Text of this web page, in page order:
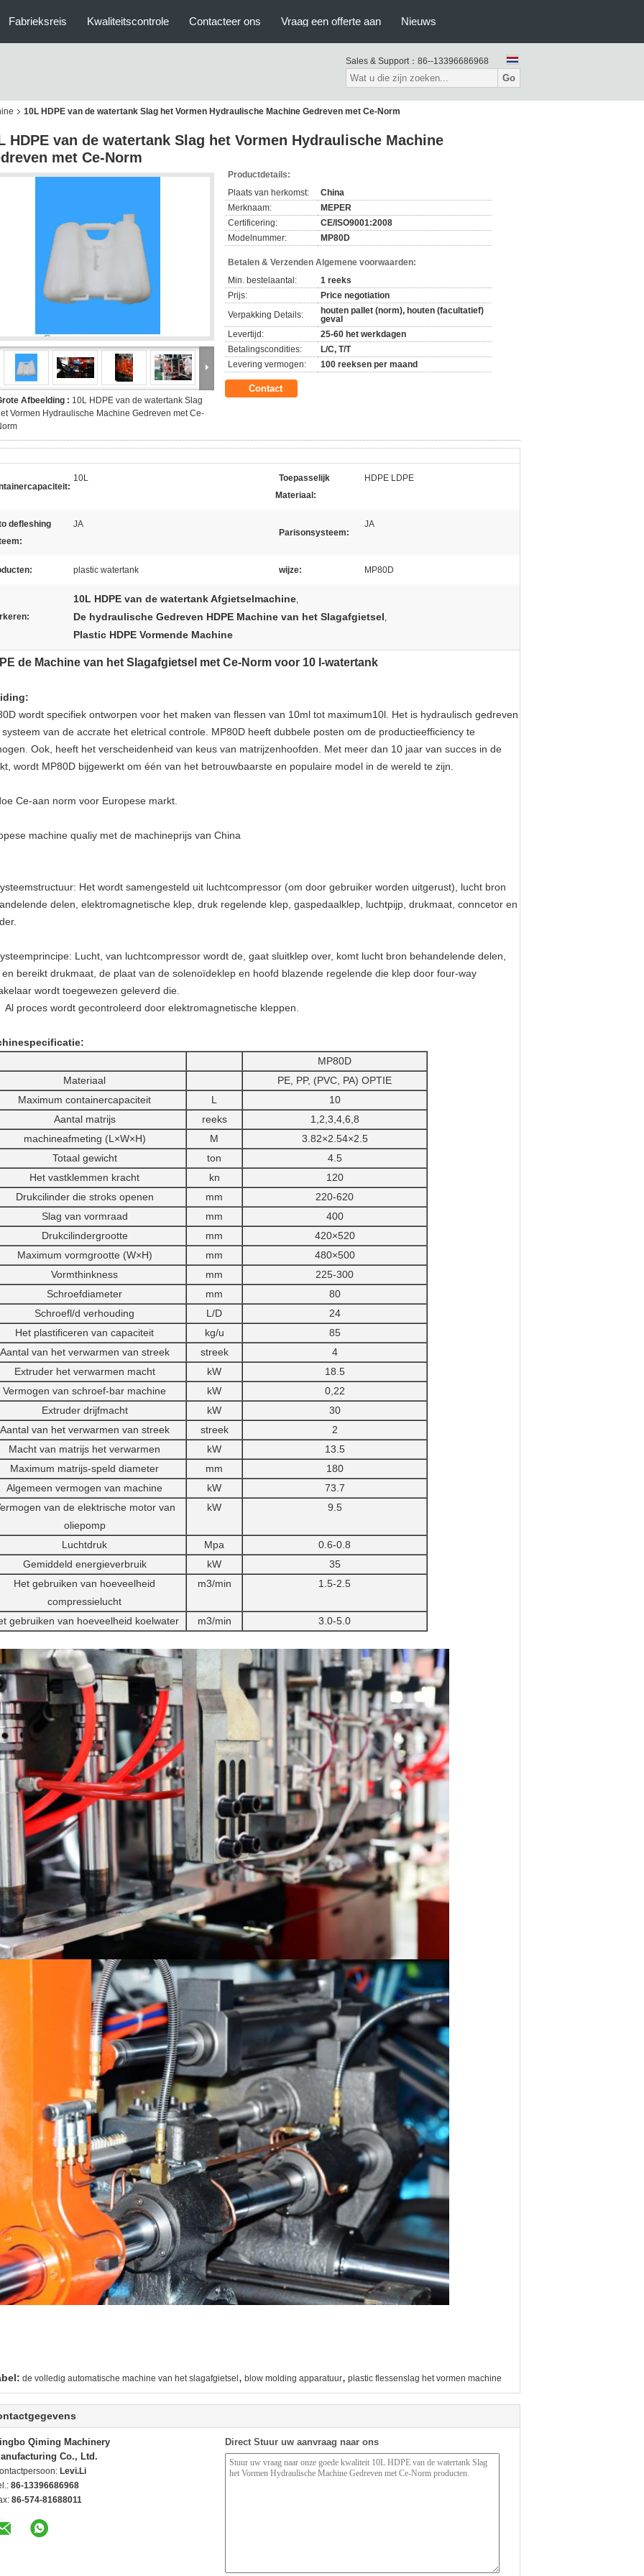
Fabrieksreis Kwaliteitscontrole Contacteer ons Vraag een offerte aan Nieuws
Sales & Support： 86--13396686968
Go
10L HDPE van de watertank Slag het Vormen Hydraulische Machine Gedreven met Ce-Norm
HDPE van de watertank Slag het Vormen Hydraulische Machine
met Ce-Norm
Afbeelding : 10L HDPE van de watertank Slag
Vormen Hydraulische Machine Gedreven met Ce-
Productdetails:
Plaats van herkomst:
China
Merknaam:
MEPER
Certificering:
CE/ISO9001:2008
Modelnummer:
MP80D
Betalen & Verzenden Algemene voorwaarden:
Min. bestelaantal:
1 reeks
Prijs:
Price negotiation
Verpakking Details:
houten pallet (norm), houten (facultatief)
geval
Levertijd:
25-60 het werkdagen
Betalingscondities:
L/C, T/T
Levering vermogen:
100 reeksen per maand
Contact
10L
Toepasselijk
Materiaal:
HDPE LDPE
defleshing
JA
Parisonsysteem:
JA
plastic watertank wijze: MP80D
10L HDPE van de watertank Afgietselmachine,
De hydraulische Gedreven HDPE Machine van het Slagafgietsel,
Plastic HDPE Vormende Machine
de Machine van het Slagafgietsel met Ce-Norm voor 10 l-watertank
wordt specifiek ontworpen voor het maken van flessen van 10ml tot maximum10l. Het is hydraulisch gedreven
van de accrate het eletrical controle. MP80D heeft dubbele posten om de productieefficiency te
Ook, heeft het verscheidenheid van keus van matrijzenhoofden. Met meer dan 10 jaar van succes in de
wordt MP80D bijgewerkt om één van het betrouwbaarste en populaire model in de wereld te zijn.
Ce-aan norm voor Europese markt.
machine qualiy met de machineprijs van China
Het wordt samengesteld uit luchtcompressor (om door gebruiker worden uitgerust), lucht bron
delen, elektromagnetische klep, druk regelende klep, gaspedaalklep, luchtpijp, drukmaat, conncetor en
Lucht, van luchtcompressor wordt de, gaat sluitklep over, komt lucht bron behandelende delen,
en bereikt drukmaat, de plaat van de solenoïdeklep en hoofd blazende regelende die klep door four-way
wordt toegewezen geleverd die.
Al proces wordt gecontroleerd door elektromagnetische kleppen.
MP80D
Materiaal
PE, PP, (PVC, PA) OPTIE
Maximum containercapaciteit
L
10
Aantal matrijs
reeks
1,2,3,4,6,8
machineafmeting (L×W×H)
M
3.82×2.54×2.5
Totaal gewicht
ton
4.5
Het vastklemmen kracht
kn
120
Drukcilinder die stroks openen
mm
220-620
Slag van vormraad
mm
400
Drukcilindergrootte
mm
420×520
Maximum vormgrootte (W×H)
mm
480×500
Vormthinkness
mm
225-300
Schroefdiameter
mm
80
Schroefl/d verhouding
L/D
24
Het plastificeren van capaciteit
kg/u
85
Aantal van het verwarmen van streek
streek
4
Extruder het verwarmen macht
kW
18.5
Vermogen van schroef-bar machine
kW
0,22
Extruder drijfmacht
kW
30
Aantal van het verwarmen van streek
streek
2
Macht van matrijs het verwarmen
kW
13.5
Maximum matrijs-speld diameter
mm
180
Algemeen vermogen van machine
kW
73.7
van de elektrische motor van
oliepomp
kW 9.5
Luchtdruk Mpa
0.6-0.8
Gemiddeld energieverbruik
kW
35
Het gebruiken van hoeveelheid
compressielucht
m3/min 1.5-2.5
gebruiken van hoeveelheid koelwater m3/min 3.0-5.0
de volledig automatische machine van het slagafgietsel, blow molding apparatuur, plastic flessenslag het vormen machine
Qiming Machinery
Co., Ltd.
Levi.Li
86-13396686968
86-574-81688011
Direct Stuur uw aanvraag naar ons